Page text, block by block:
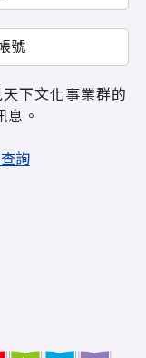
號
下文化事業群的
息。
詢